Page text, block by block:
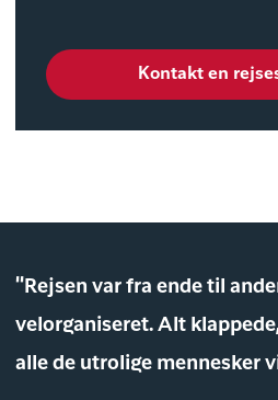
Kontakt en
"Rejsen var fra ende til
velorganiseret. Alt
alle de utrolige mennesker